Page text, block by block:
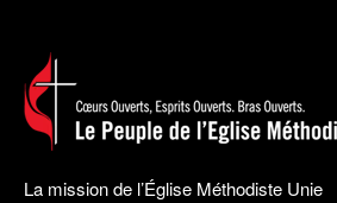
La mission de l’Église Méthodiste Unie